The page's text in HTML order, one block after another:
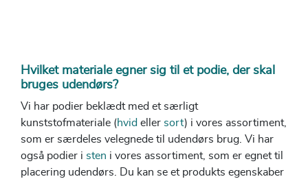
Hvilket materiale egner sig til et podie, der skal
bruges udendørs?
Vi har podier beklædt med et særligt
kunststofmateriale (hvid eller sort) i vores assortiment,
som er særdeles velegnede til udendørs brug. Vi har
også podier i sten i vores assortiment, som er egnet til
placering udendørs. Du kan se et produkts egenskaber